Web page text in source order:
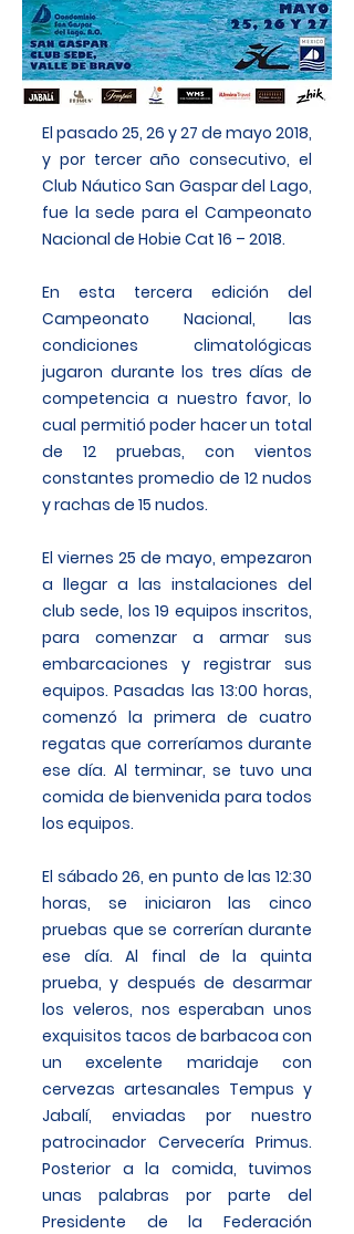
El pasado 25, 26 y 27 de mayo 2018,
y por tercer año consecutivo, el
Club Náutico San Gaspar del Lago,
fue la sede para el Campeonato
Nacional de Hobie Cat 16 – 2018.
En esta tercera edición del
Campeonato Nacional, las
condiciones climatológicas
jugaron durante los tres días de
competencia a nuestro favor, lo
cual permitió poder hacer un total
de 12 pruebas, con vientos
constantes promedio de 12 nudos
y rachas de 15 nudos.
El viernes 25 de mayo, empezaron
a llegar a las instalaciones del
club sede, los 19 equipos inscritos,
para comenzar a armar sus
embarcaciones y registrar sus
equipos. Pasadas las 13:00 horas,
comenzó la primera de cuatro
regatas que correríamos durante
ese día. Al terminar, se tuvo una
comida de bienvenida para todos
los equipos.
El sábado 26, en punto de las 12:30
horas, se iniciaron las cinco
pruebas que se correrían durante
ese día. Al final de la quinta
prueba, y después de desarmar
los veleros, nos esperaban unos
exquisitos tacos de barbacoa con
un excelente maridaje con
cervezas artesanales Tempus y
Jabalí, enviadas por nuestro
patrocinador Cervecería Primus.
Posterior a la comida, tuvimos
unas palabras por parte del
Presidente de la Federación